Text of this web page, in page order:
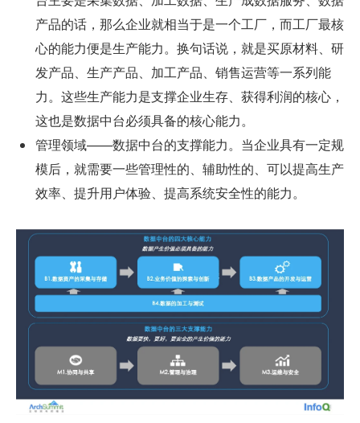
产品的话，那么企业就相当于是一个工厂，而工厂最核
心的能力便是生产能力。换句话说，就是买原材料、研
发产品、生产产品、加工产品、销售运营等一系列能
力。这些生产能力是支撑企业生存、获得利润的核心，
这也是数据中台必须具备的核心能力。
管理领域——数据中台的支撑能力。当企业具有一定规
模后，就需要一些管理性的、辅助性的、可以提高生产
效率、提升用户体验、提高系统安全性的能力。